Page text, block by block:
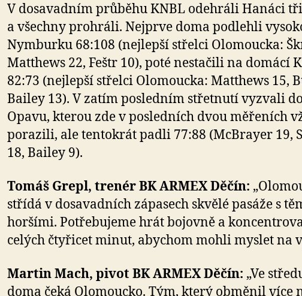
V dosavadním průběhu KNBL odehráli Hanáci
a všechny prohráli. Nejprve doma podlehli
Nymburku 68:108 (nejlepší střelci Olomoucka:
Matthews 22, Feštr 10), poté nestačili na domácí
82:73 (nejlepší střelci Olomoucka: Matthews 15,
Bailey 13). V zatím posledním střetnutí vyzvali
Opavu, kterou zde v posledních dvou měřeních
porazili, ale tentokrát padli 77:88 (McBrayer 19,
18, Bailey 9).
Tomáš Grepl, trenér BK ARMEX Děčín:
střídá v dosavadních zápasech skvělé pasáže s
horšími. Potřebujeme hrát bojovně a
celých čtyřicet minut, abychom mohli myslet na
Martin Mach, pivot BK ARMEX Děčín: „Ve
doma čeká Olomoucko. Tým, který obměnil více